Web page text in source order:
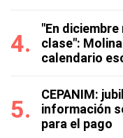
"En
clase":
calendario
CEPANIM:
información
para el pago